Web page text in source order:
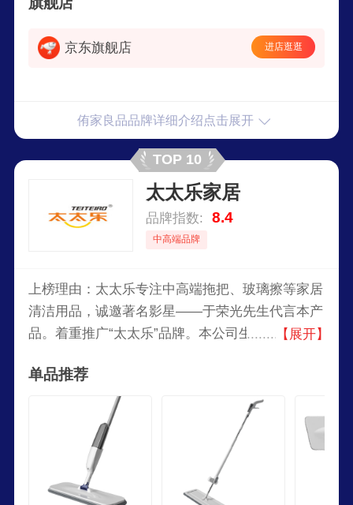
外表而不乏奢华的内在。
京东旗舰店 进店逛逛
侑家良品品牌详细介绍点击展开
TOP 10
太太乐家居
品牌指数: 8.4
中高端品牌
上榜理由：太太乐专注中高端拖把、玻璃擦等家居
清洁用品，诚邀著名影星——于荣光先生代言本产
品。着重推广“太太乐”品牌。本公司生产拖把20多
开发适合国内家庭使用的清洁工具。
【展开】
单品推荐